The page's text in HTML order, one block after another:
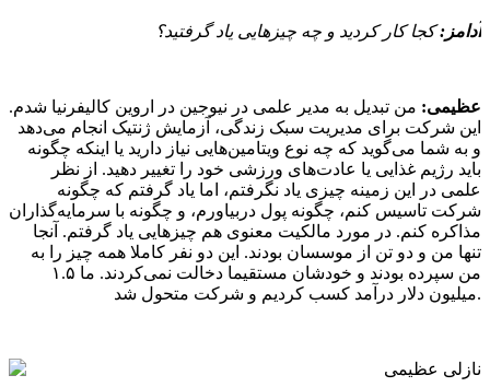
آدامز:کجا کار کردید و چه چیزهایی یاد گرفتید؟
عظیمی: من تبدیل به مدیر علمی در نیوجین در اروین کالیفرنیا شدم.
این شرکت برای مدیریت سبک زندگی، آزمایش ژنتیک انجام می‌دهد
و به شما می‌گوید که چه نوع ویتامین‌هایی نیاز دارید یا اینکه چگونه
باید رژيم غذایی یا عادت‌های ورزشی خود را تغییر دهید. از نظر
علمی در این زمینه چیزی یاد نگرفتم، اما یاد گرفتم که چگونه
شرکت تاسیس کنم، چگونه پول دربیاورم، و چگونه با سرمایه‌گذاران
مذاکره کنم. در مورد مالکیت معنوی هم چیزهایی یاد گرفتم. آنجا
تنها من و دو تن از موسسان بودند. این دو نفر کاملا همه چیز را به
من سپرده بودند و خودشان مستقیما دخالت نمی‌کردند. ما ۱.۵
میلیون دلار درآمد کسب کردیم و شرکت متحول شد.